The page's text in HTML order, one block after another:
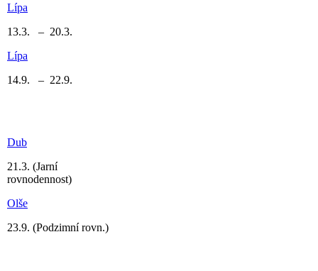
Lípa
13.3. – 20.3.
Lípa
14.9. – 22.9.
Dub
21.3. (Jarní
rovnodennost)
Olše
23.9. (Podzimní rovn.)